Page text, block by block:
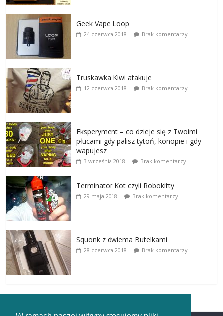
Geek Vape Loop
24 czerwca 2018 Brak komentarzy
Truskawka Kiwi atakuje
12 czerwca 2018 Brak komentarzy
Eksperyment – co dzieje się z Twoimi
płucami gdy palisz tytoń, konopie i gdy
wapujesz
3 września 2018 Brak komentarzy
Terminator Kot czyli Robokitty
29 maja 2018 Brak komentarzy
Squonk z dwiema Butelkami
28 czerwca 2018 Brak komentarzy